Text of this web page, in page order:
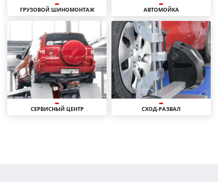
ГРУЗОВОЙ ШИНОМОНТАЖ АВТОМОЙКА
СЕРВИСНЫЙ ЦЕНТР СХОД-РАЗВАЛ